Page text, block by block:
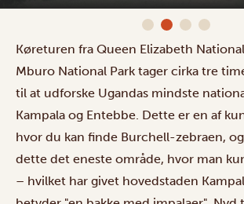
Køreturen fra Queen Elizabeth
Mburo National Park tager cirka tre
til at udforske Ugandas mindste
Kampala og Entebbe. Dette er en af
hvor du kan finde Burchell-zebraen,
dette det eneste område, hvor man
– hvilket har givet hovedstaden